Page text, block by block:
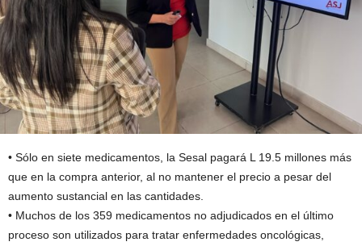
• Sólo en siete medicamentos, la Sesal pagará L 19.5 millones más
que en la compra anterior, al no mantener el precio a pesar del
aumento sustancial en las cantidades.
• Muchos de los 359 medicamentos no adjudicados en el último
proceso son utilizados para tratar enfermedades oncológicas,